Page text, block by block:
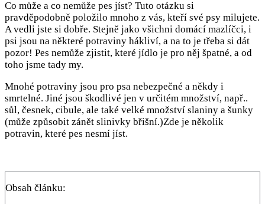
Co může a co nemůže pes jíst? Tuto otázku si
pravděpodobně položilo mnoho z vás, kteří své psy milujete.
A vedli jste si dobře. Stejně jako všichni domácí mazlíčci, i
psi jsou na některé potraviny hákliví, a na to je třeba si dát
pozor! Pes nemůže zjistit, které jídlo je pro něj špatné, a od
toho jsme tady my.
Mnohé potraviny jsou pro psa nebezpečné a někdy i
smrtelné. Jiné jsou škodlivé jen v určitém množství, např..
sůl, česnek, cibule, ale také velké množství slaniny a šunky
(může způsobit zánět slinivky břišní.)Zde je několik
potravin, které pes nesmí jíst.
Obsah článku: